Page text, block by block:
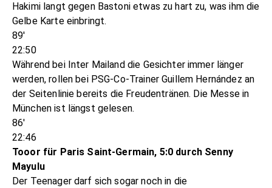
Hakimi langt gegen Bastoni etwas zu hart zu, was ihm die
Gelbe Karte einbringt.
89'
22:50
Während bei Inter Mailand die Gesichter immer länger
werden, rollen bei PSG-Co-Trainer Guillem Hernández an
der Seitenlinie bereits die Freudentränen. Die Messe in
München ist längst gelesen.
86'
22:46
Tooor für Paris Saint-Germain, 5:0 durch Senny
Mayulu
Der Teenager darf sich sogar noch in die